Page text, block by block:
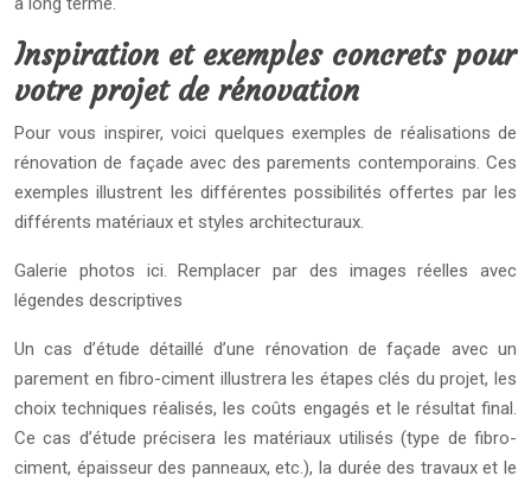
Inspiration et exemples concrets pour
votre projet de rénovation
Pour vous inspirer, voici quelques exemples de réalisations de
rénovation de façade avec des parements contemporains. Ces
exemples illustrent les différentes possibilités offertes par les
différents matériaux et styles architecturaux.
Galerie photos ici. Remplacer par des images réelles avec
légendes descriptives
Un cas d’étude détaillé d’une rénovation de façade avec un
parement en fibro-ciment illustrera les étapes clés du projet, les
choix techniques réalisés, les coûts engagés et le résultat final.
Ce cas d’étude précisera les matériaux utilisés (type de fibro-
ciment, épaisseur des panneaux, etc.), la durée des travaux et le